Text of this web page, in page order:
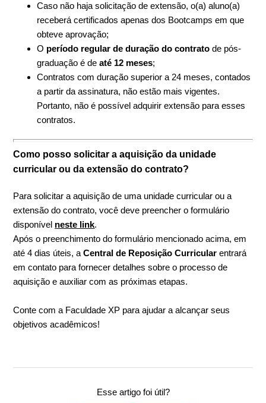
Caso não haja solicitação de extensão, o(a) aluno(a)
receberá certificados apenas dos Bootcamps em que
obteve aprovação;
O período regular de duração do contrato de pós-
graduação é deaté 12 meses;
Contratos com duração superior a 24 meses, contados
a partir da assinatura, não estão mais vigentes.
Portanto, não é possível adquirir extensão para esses
contratos.
Como posso solicitar a aquisição da unidade
curricular ou da extensão do contrato?
Para solicitar a aquisição de uma unidade curricular ou a
extensão do contrato, você deve preencher o formulário
disponível neste link.
Após o preenchimento do formulário mencionado acima, em
até 4 dias úteis, aCentral de Reposição Curricular entrará
em contato para fornecer detalhes sobre o processo de
aquisição e auxiliar com as próximas etapas.
Conte com a Faculdade XP para ajudar a alcançar seus
objetivos acadêmicos!
Esse artigo foi útil?